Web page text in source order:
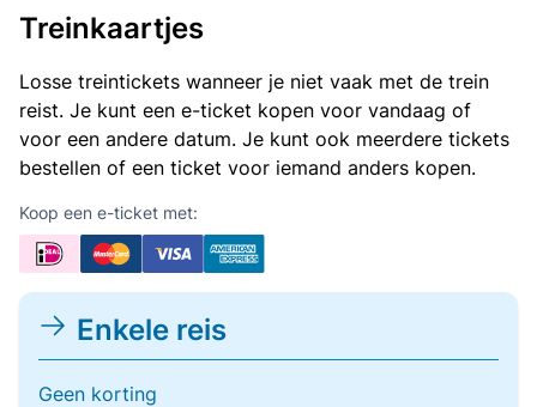
Treinkaartjes
Losse treintickets wanneer je niet vaak met de trein
reist. Je kunt een e-ticket kopen voor vandaag of
voor een andere datum. Je kunt ook meerdere tickets
bestellen of een ticket voor iemand anders kopen.
Koop een e-ticket met:
Enkele reis
Geen korting